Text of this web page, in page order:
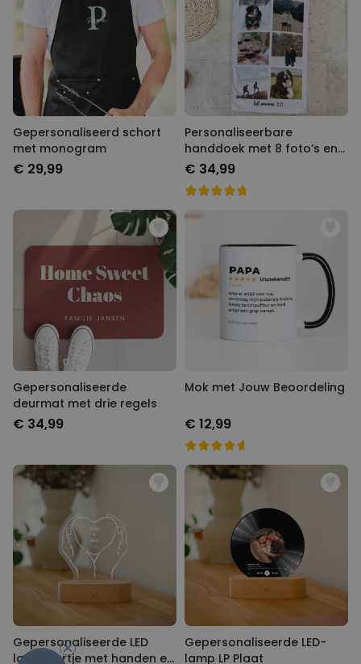
Gepersonaliseerd schort
met monogram
€ 29,99
Personaliseerbare
handdoek met 8 foto’s en
tekst
€ 34,99
Gepersonaliseerde
deurmat met drie regels
€ 34,99
Mok met Jouw Beoordeling
€ 12,99
Gepersonaliseerde LED
lamp hartje met handen en
Gepersonaliseerde LED-
lamp LP Plaat
-10%